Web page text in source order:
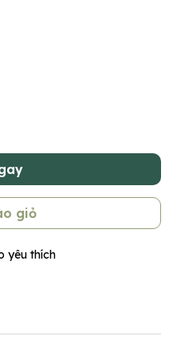
giỏ
yêu thích